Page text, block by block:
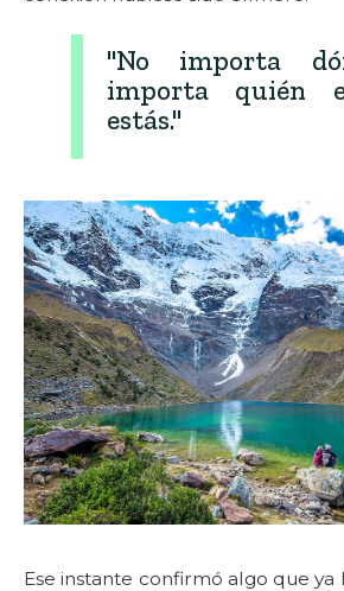
"No importa
importa quién
estás."
Ese instante confirmó algo que